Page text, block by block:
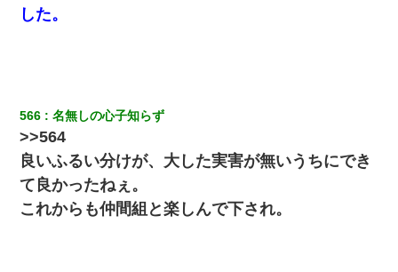
俺「初対面でなに言ったか覚えてる？」嫁「臭いんだよ！キモオ
だ！」私「いいけど弁護士通して。私も請求する」夫「」
中途採用のAが部長から呼び出された。Aはヘラヘラと部屋に入っ
ていき、1時間後に号泣しながら出てきて…
この母親は娘の黒歴史を掘り出さないと死ぬんか？ 死ぬんか？
した。
566 名無しの心子知らず
>>564
良いふるい分けが、大した実害が無いうちにでき
て良かったねぇ。
これからも仲間組と楽しんで下され。